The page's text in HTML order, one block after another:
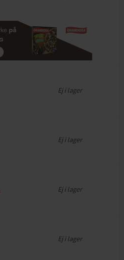
Ej i lager
Ej i lager
Ej i lager
Ej i lager